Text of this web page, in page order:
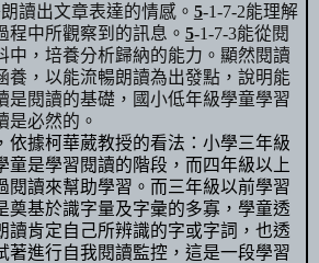
讀出文章表達的情感。 5-1-7-2能理解
程中所觀察到的訊息。 5-1-7-3能從閱
中，培養分析歸納的能力。顯然閱讀
養，以能流暢朗讀為出發點，說明能
是閱讀的基礎，國小低年級學童學習
是必然的。
依據柯華葳教授的看法：小學三年級
童是學習閱讀的階段，而四年級以上
閱讀來幫助學習。而三年級以前學習
奠基於識字量及字彙的多寡，學童透
讀肯定自己所辨識的字或字詞，也透
著進行自我閱讀監控，這是一段學習